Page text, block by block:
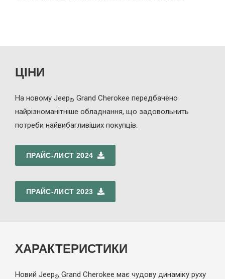
ЦІНИ
На новому Jeep® Grand Cherokee передбачено
найрізноманітніше обладнання, що задовольнить
потреби найвибагливіших покупців.
ПРАЙС-ЛИСТ 2024
ПРАЙС-ЛИСТ 2023
ХАРАКТЕРИСТИКИ
Новий Jeep® Grand Cherokee має чудову динаміку руху